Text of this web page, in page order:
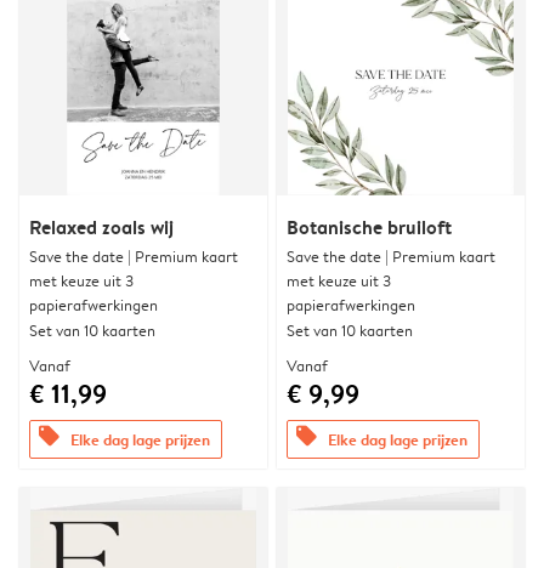
Relaxed zoals wij
Save the date | Premium kaart
met keuze uit 3
papierafwerkingen
Set van 10 kaarten
Vanaf
€ 11,99
offers Elke dag lage prijzen
Botanische bruiloft
Save the date | Premium kaart
met keuze uit 3
papierafwerkingen
Set van 10 kaarten
Vanaf
€ 9,99
offers Elke dag lage prijzen